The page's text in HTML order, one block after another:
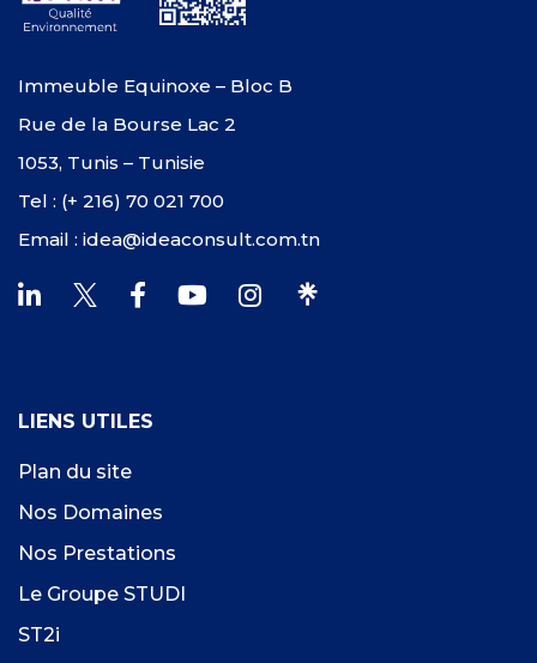
Immeuble Equinoxe – Bloc B
Rue de la Bourse Lac 2
1053, Tunis – Tunisie
Tel : (+ 216) 70 021 700
Email : idea@ideaconsult.com.tn
LIENS UTILES
Plan du site
Nos Domaines
Nos Prestations
Le Groupe STUDI
ST2i